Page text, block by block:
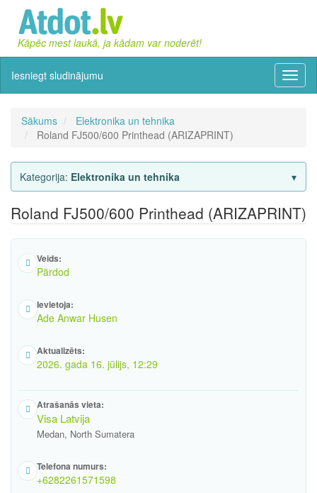
Kāpēc mest laukā, ja kādam var noderēt!
Iesniegt sludinājumu
Sākums
Elektronika un tehnika
Roland FJ500/600 Printhead (ARIZAPRINT)
Kategorija: Elektronika un tehnika
Roland FJ500/600 Printhead (ARIZAPRINT)
Veids:
Pārdod
Ievietoja:
Ade Anwar Husen
Aktualizēts:
2026. gada 16. jūlijs, 12:29
Atrašanās vieta:
Visa Latvija
Medan, North Sumatera
Telefona numurs:
+6282261571598